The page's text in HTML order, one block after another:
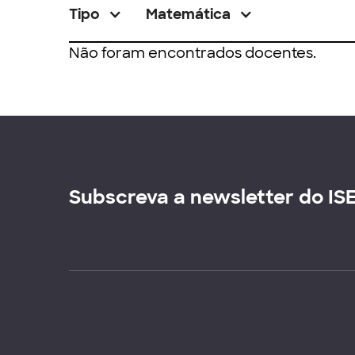
Tipo Matemática
Não foram encontrados docentes.
Subscreva a newsletter do